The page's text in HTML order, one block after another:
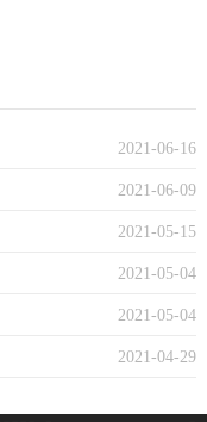
2021-06-16
2021-06-09
2021-05-15
2021-05-04
2021-05-04
2021-04-29